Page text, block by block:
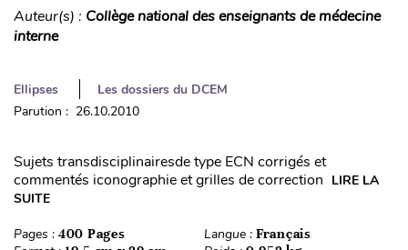
Auteur(s) : Collège national des enseignants de médecine
interne
Ellipses
Les dossiers du DCEM
Parution : 26.10.2010
Sujets transdisciplinairesde type ECN corrigés et
commentés iconographie et grilles de correction LIRE LA
SUITE
Pages : 400 Pages Langue : Français